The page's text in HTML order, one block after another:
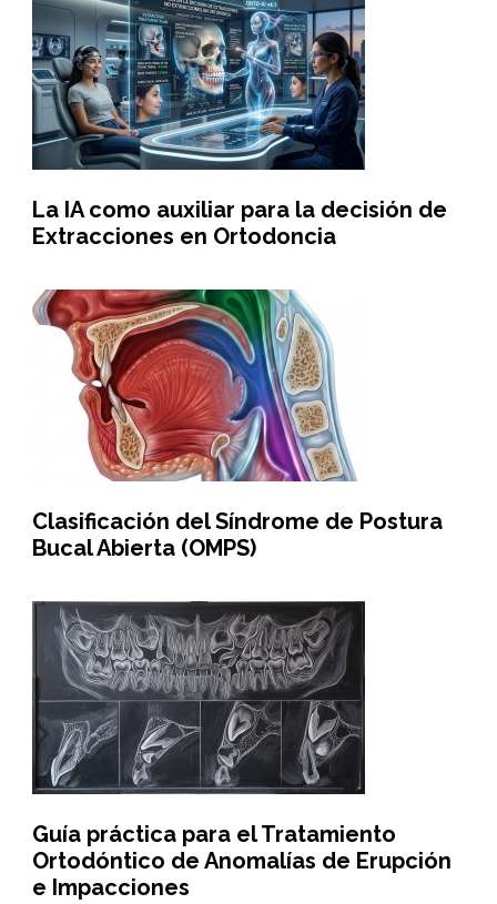
La IA como auxiliar para la decisión de
Extracciones en Ortodoncia
Clasificación del Síndrome de Postura
Bucal Abierta (OMPS)
Guía práctica para el Tratamiento
Ortodóntico de Anomalías de Erupción
e Impacciones